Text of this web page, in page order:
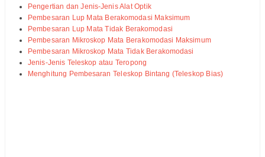
Pengertian dan Jenis-Jenis Alat Optik
Pembesaran Lup Mata Berakomodasi Maksimum
Pembesaran Lup Mata Tidak Berakomodasi
Pembesaran Mikroskop Mata Berakomodasi Maksimum
Pembesaran Mikroskop Mata Tidak Berakomodasi
Jenis-Jenis Teleskop atau Teropong
Menghitung Pembesaran Teleskop Bintang (Teleskop Bias)